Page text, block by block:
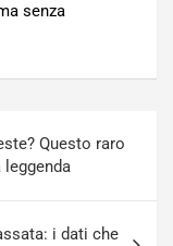
senza
Questo raro
leggenda
i dati che